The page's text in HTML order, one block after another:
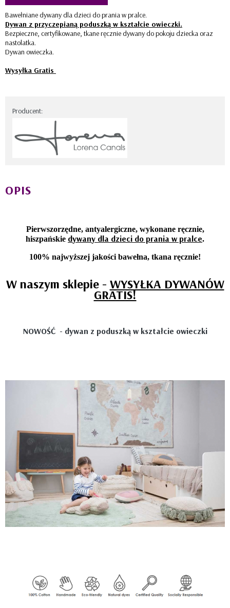
Bawełniane dywany dla dzieci do prania w pralce.
Dywan z przyczepianą poduszką w kształcie owieczki.
Bezpieczne, certyfikowane, tkane ręcznie dywany do pokoju dziecka oraz
nastolatka.
Dywan owieczka.
Wysyłka Gratis
Producent:
OPIS
Pierwszorzędne, antyalergiczne, wykonane ręcznie,
hiszpańskie dywany dla dzieci do prania w pralce.
100% najwyższej jakości bawełna, tkana ręcznie!
W naszym sklepie - WYSYŁKA DYWANÓW
GRATIS!
NOWOŚĆ - dywan z poduszką w kształcie owieczki